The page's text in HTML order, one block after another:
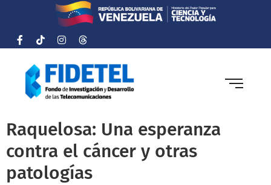
Raquelosa: Una esperanza
contra el cáncer y otras
patologías